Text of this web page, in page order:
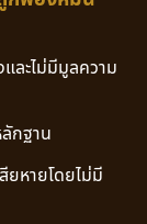
ละไม่มีมูลความ
กฐาน
ยหายโดยไม่มี